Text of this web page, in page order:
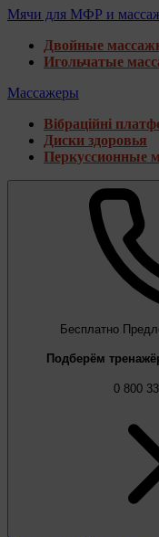
Мячи для МФР и
Двойные
Игольчатые
Массажеры
Вібраційні
Диски здоровья
Перкуссионные
Бесплатно
Подберём
0 800